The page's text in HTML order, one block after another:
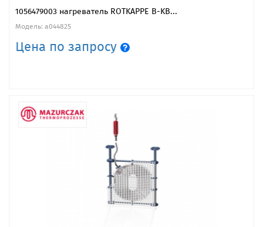
1056479003 нагреватель ROTKAPPE B-KB...
Модель: a044825
Цена по запросу